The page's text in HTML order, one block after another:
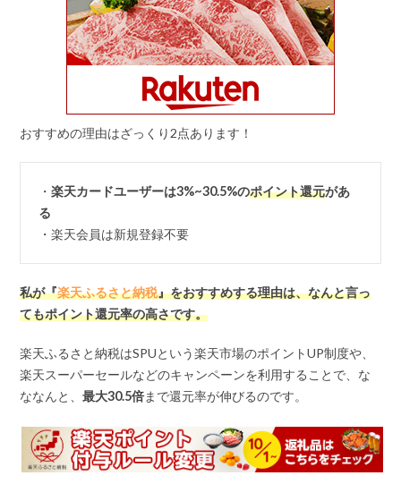
おすすめの理由はざっくり2点あります！
・楽天カードユーザーは3%~30.5%のポイント還元があ
る
・楽天会員は新規登録不要
私が『楽天ふるさと納税』をおすすめする理由は、なんと言っ
てもポイント還元率の高さです。
楽天ふるさと納税はSPUという楽天市場のポイントUP制度や、
楽天スーパーセールなどのキャンペーンを利用することで、な
ななんと、最大30.5倍まで還元率が伸びるのです。